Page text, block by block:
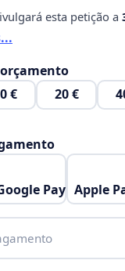
esta petição a
€ 20 €
Pay Apple